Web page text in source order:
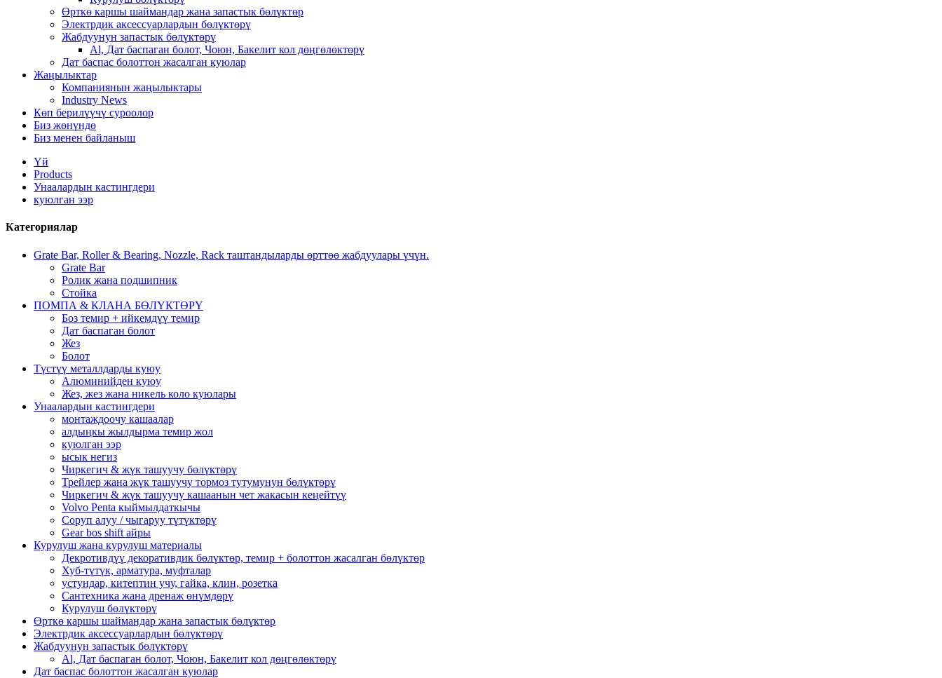
Өрткө каршы шаймандар жана запастык бөлүктөр
Электрдик аксессуарлардын бөлүктөрү
Жабдуунун запастык бөлүктөрү
Al, Дат баспаган болот, Чоюн, Бакелит кол дөңгөлөктөрү
Дат баспас болоттон жасалган куюлар
Жаңылыктар
Компаниянын жаңылыктары
Industry News
Көп берилүүчү суроолор
Биз жөнүндө
Биз менен байланыш
Үй
Products
Унаалардын кастингдери
куюлган ээр
Категориялар
Grate Bar, Roller & Bearing, Nozzle, Rack таштандыларды өрттөө жабдуулары үчүн.
Grate Bar
Ролик жана подшипник
Стойка
ПОМПА & КЛАНА БӨЛҮКТӨРҮ
Боз темир + ийкемдүү темир
Дат баспаган болот
Жез
Болот
Түстүү металлдарды куюу
Алюминийден куюу
Жез, жез жана никель коло куюлары
Унаалардын кастингдери
монтаждоочу кашаалар
алдыңкы жылдырма темир жол
куюлган ээр
ысык негиз
Чиркегич & жүк ташуучу бөлүктөрү
Трейлер жана жүк ташуучу тормоз тутумунун бөлүктөрү
Чиркегич & жүк ташуучу кашаанын чет жакасын кеңейтүү
Volvo Penta кыймылдаткычы
Соруп алуу / чыгаруу түтүктөрү
Gear bos shift айры
Курулуш жана курулуш материалы
Декротивдүү декоративдик бөлүктөр, темир + болоттон жасалган бөлүктөр
Хуб-түтүк, арматура, муфталар
устундар, китептин учу, гайка, клин, розетка
Сантехника жана дренаж өнүмдөрү
Курулуш бөлүктөрү
Өрткө каршы шаймандар жана запастык бөлүктөр
Электрдик аксессуарлардын бөлүктөрү
Жабдуунун запастык бөлүктөрү
Al, Дат баспаган болот, Чоюн, Бакелит кол дөңгөлөктөрү
Дат баспас болоттон жасалган куюлар